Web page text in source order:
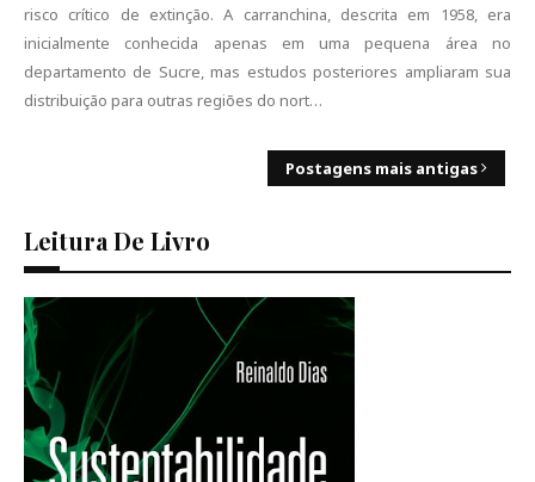
risco crítico de extinção. A carranchina, descrita em 1958, era
inicialmente conhecida apenas em uma pequena área no
departamento de Sucre, mas estudos posteriores ampliaram sua
distribuição para outras regiões do nort…
Postagens mais antigas
Leitura De Livro